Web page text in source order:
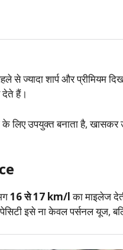
शार्प और प्रीमियम
हैं।
लिए उपयुक्त बनाता है,
16 से 17 km/lका माइलेज
इसे ना केवल पर्सनल यूज,